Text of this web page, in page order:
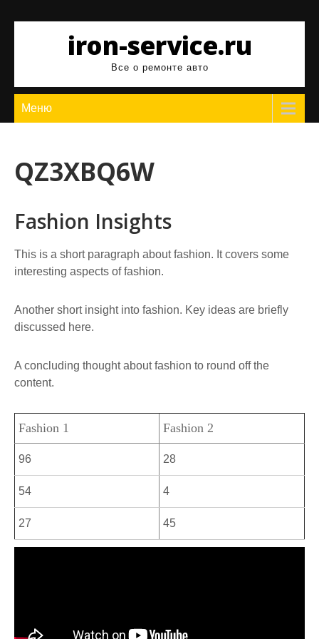
содержимомуiron-service.ru
Все о ремонте авто
Меню
QZ3XBQ6W
Fashion Insights
This is a short paragraph about fashion. It covers some
interesting aspects of fashion.
Another short insight into fashion. Key ideas are briefly
discussed here.
A concluding thought about fashion to round off the
content.
Fashion 1 Fashion 2
96 28
54 4
27 45